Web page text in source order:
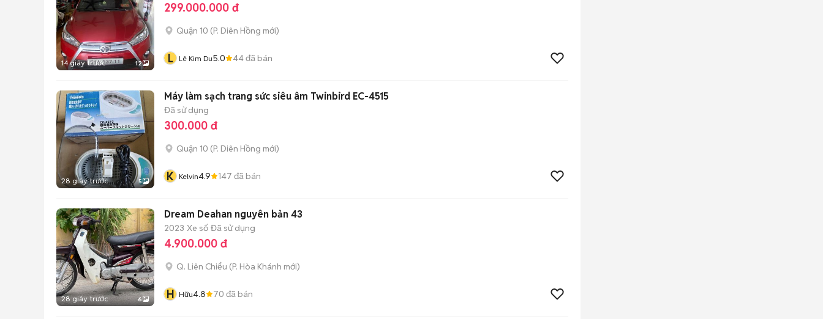
14 giây trước 12
299.000.000 đ
Quận 10 (P. Diên Hồng mới)
L Lê Kim Du5.0 44đã bán
28 giây trước 5
Máy làm sạch trang sức siêu âm Twinbird EC-4515
Đã sử dụng
300.000 đ
Quận 10 (P. Diên Hồng mới)
K Kelvin4.9 147 đã bán
28 giây trước 6
Dream Deahan nguyên bản 43
2023 Xe số Đã sử dụng
4.900.000 đ
Q. Liên Chiểu (P. Hòa Khánh mới)
H Hữu4.8 70 đã bán